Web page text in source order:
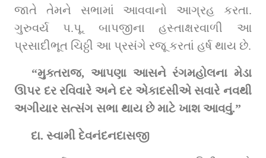
જાતે તેમને સભામાં આવવાનો આગ્રહ કરતા.
ગુરુવર્ય પ.પૂ. બાપજીના હસ્તાક્ષરવાળી આ
પ્રસાદીભૂત ચિઠ્ઠી આ પ્રસંગે રજૂ કરતાં હર્ષ થાય છે.
“મુક્તરાજ, આપણા આસને રંગમહોલના મેડા
ઊપર દર રવિવારે અને દર એકાદસીએ સવારે નવથી
અગીયાર સત્સંગ સભા થાય છે માટે ખાશ આવવું.”
દા. સ્વામી દેવનંદનદાસજી